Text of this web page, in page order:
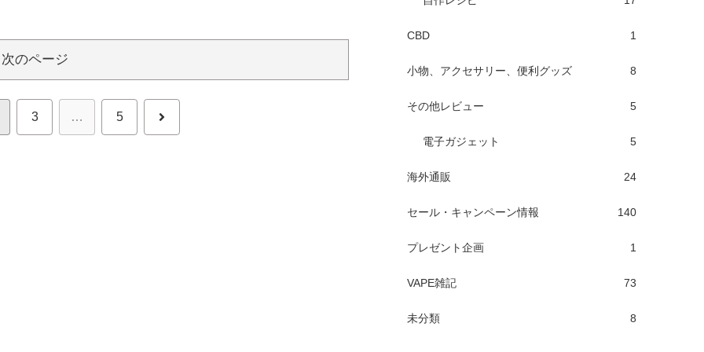
次のページ
3 … 5 次
CBD 1
小物、アクセサリー、便利グッズ 8
その他レビュー 5
電子ガジェット 5
海外通販 24
セール・キャンペーン情報 140
プレゼント企画 1
VAPE雑記 73
未分類 8